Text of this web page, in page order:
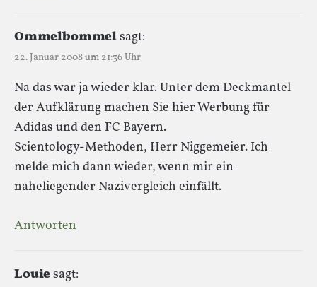
Ommelbommelsagt:
22. Januar 2008 um 21:36 Uhr
Na das war ja wieder klar. Unter dem Deckmantel
der Aufklärung machen Sie hier Werbung für
Adidas und den FC Bayern.
Scientology-Methoden, Herr Niggemeier. Ich
melde mich dann wieder, wenn mir ein
naheliegender Nazivergleich einfällt.
Antworten
Louiesagt: